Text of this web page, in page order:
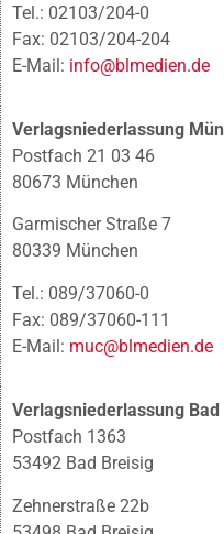
Tel.: 02103/204-0
Fax: 02103/204-204
E-Mail: info@blmedien.de
Verlagsniederlassung
Postfach 21 03 46
80673 München
Garmischer Straße 7
80339 München
Tel.: 089/37060-0
Fax: 089/37060-111
E-Mail: muc@blmedien.de
Verlagsniederlassung
Postfach 1363
53492 Bad Breisig
Zehnerstraße 22b